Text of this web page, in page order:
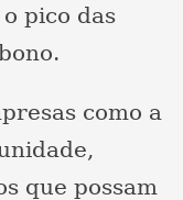
pico das
como a
que possam